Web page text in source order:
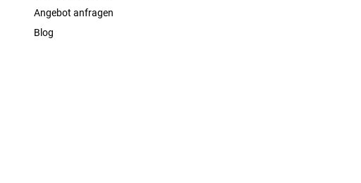
Angebot anfragen
Blog